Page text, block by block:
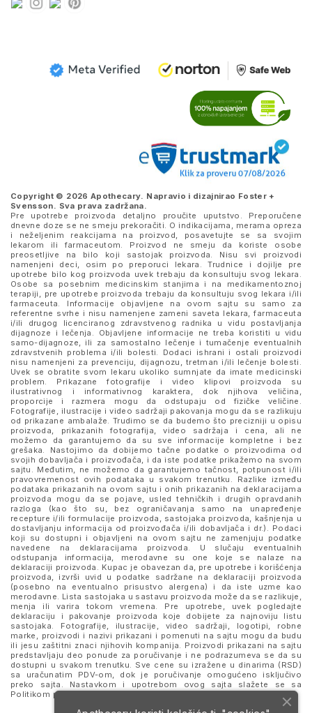
Copyright © 2026 Apothecary. Napravio i dizajnirao Foster +
Svensson. Sva prava zadržana.
Pre upotrebe proizvoda detaljno proučite uputstvo. Preporučene
dnevne doze se ne smeju prekoračiti. O indikacijama, merama opreza
i neželjenim reakcijama na proizvod, posavetujte se sa svojim
lekarom ili farmaceutom. Proizvod ne smeju da koriste osobe
preosetljive na bilo koji sastojak proizvoda. Nisu svi proizvodi
namenjeni deci, osim po preporuci lekara. Trudnice i dojilje pre
upotrebe bilo kog proizvoda uvek trebaju da konsultuju svog lekara.
Osobe sa posebnim medicinskim stanjima i na medikamentoznoj
terapiji, pre upotrebe proizvoda trebaju da konsultuju svog lekara i/ili
farmaceuta. Informacije objavljene na ovom sajtu su samo za
referentne svrhe i nisu namenjene zameni saveta lekara, farmaceuta
i/ili drugog licenciranog zdravstvenog radnika u vidu postavljanja
dijagnoze i lečenja. Objavljene informacije ne treba koristiti u vidu
samo-dijagnoze, ili za samostalno lečenje i tumačenje eventualnih
zdravstvenih problema i/ili bolesti. Dodaci ishrani i ostali proizvodi
nisu namenjeni za prevenciju, dijagnozu, tretman i/ili lečenje bolesti.
Uvek se obratite svom lekaru ukoliko sumnjate da imate medicinski
problem. Prikazane fotografije i video klipovi proizvoda su
ilustrativnog i informativnog karaktera, dok njihova veličina,
proporcije i razmera mogu da odstupaju od fizičke veličine.
Fotografije, ilustracije i video sadržaji pakovanja mogu da se razlikuju
od prikazane ambalaže. Trudimo se da budemo što precizniji u opisu
proizvoda, prikazanih fotografija, video sadržaja i cena, ali ne
možemo da garantujemo da su sve informacije kompletne i bez
grešaka. Nastojimo da dobijemo tačne podatke o proizvodima od
svojih dobavljača i proizvođača, i da iste podatke prikažemo na svom
sajtu. Međutim, ne možemo da garantujemo tačnost, potpunost i/ili
pravovremenost ovih podataka u svakom trenutku. Razlike između
podataka prikazanih na ovom sajtu i onih prikazanih na deklaracijama
proizvoda mogu da se pojave, usled tehničkih i drugih opravdanih
razloga (kao što su, bez ograničavanja samo na unapređenje
recepture i/ili formulacije proizvoda, sastojaka proizvoda, kašnjenja u
dostavljanju informacija od proizvođača i/ili dobavljača i dr.). Podaci
koji su dostupni i objavljeni na ovom sajtu ne zamenjuju podatke
navedene na deklaracijama proizvoda. U slučaju eventualnih
odstupanja informacija, merodavne su one koje se nalaze na
deklaraciji proizvoda. Kupac je obavezan da, pre upotrebe i korišćenja
proizvoda, izvrši uvid u podatke sadržane na deklaraciji proizvoda
(posebno na eventualno prisustvo alergena) i da iste uzme kao
merodavne. Lista sastojaka u sastavu proizvoda može da se razlikuje,
menja ili varira tokom vremena. Pre upotrebe, uvek pogledajte
deklaraciju i pakovanje proizvoda koje dobijete za najnoviju listu
sastojaka. Fotografije, ilustracije, video sadržaji, logotipi, robne
marke, proizvodi i nazivi prikazani i pomenuti na sajtu mogu da budu
ili jesu zaštitni znaci njihovih kompanija. Proizvodi prikazani na sajtu
predstavljaju deo ponude za poručivanje i ne podrazumeva se da su
dostupni u svakom trenutku. Sve cene su izražene u dinarima (RSD)
sa uračunatim PDV-om, dok je poručivanje omogućeno isključivo
preko sajta. Nastavkom i upotrebom ovog sajta slažete se sa
Politikom privatnosti